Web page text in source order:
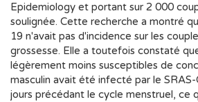
Epidemiology et portant sur 2 000
soulignée. Cette recherche a montré
19 n'avait pas d'incidence sur les
grossesse. Elle a toutefois constaté
légèrement moins susceptibles de
masculin avait été infecté par le
jours précédant le cycle menstruel, ce